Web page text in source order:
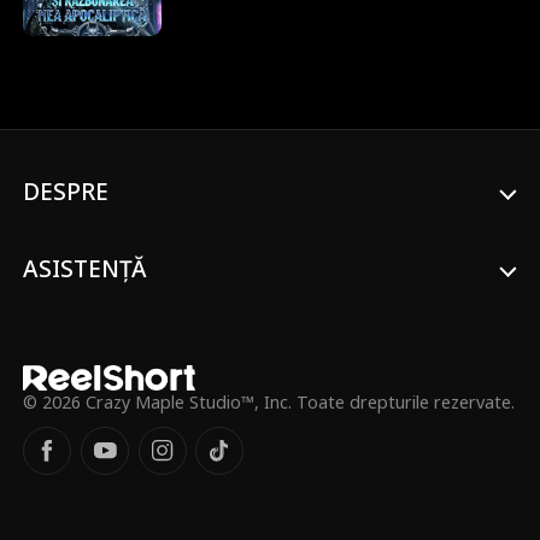
etern de gheață. Surprinzător, Gideon
SSS, Vulpea Sacră cu Nouă Cozi, și face un
DESPRE
ASISTENȚĂ
© 2026 Crazy Maple Studio™, Inc. Toate drepturile rezervate.